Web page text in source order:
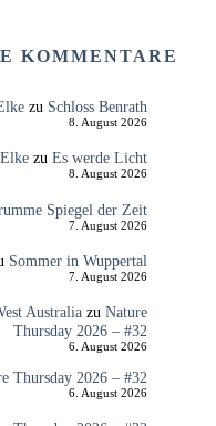
KOMMENTARE
zu Schloss Benrath
8. August 2026
Elkezu Es werde Licht
8. August 2026
Spiegel der Zeit
7. August 2026
Sommer in Wuppertal
7. August 2026
Australiazu Nature
Thursday 2026 – #32
6. August 2026
Thursday 2026 – #32
6. August 2026